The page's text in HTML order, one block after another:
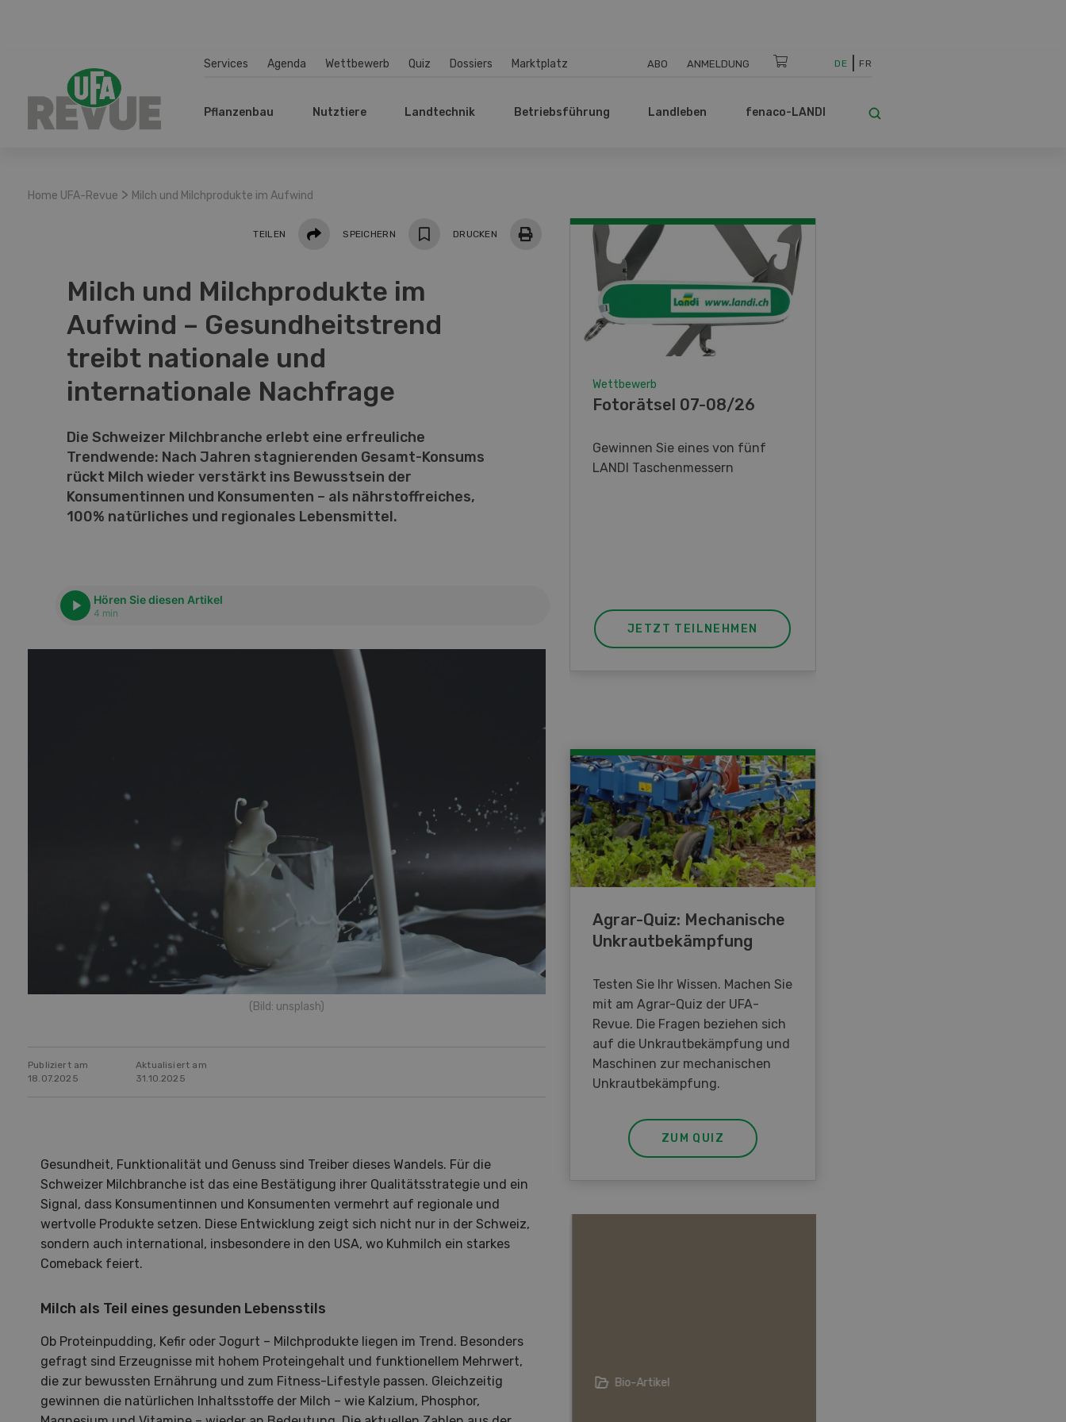
Services Agenda Wettbewerb Quiz Dossiers Marktplatz ABO ANMELDUNG DE FR
Pflanzenbau Nutztiere Landtechnik Betriebsführung Landleben fenaco-LANDI
Home UFA-Revue > Milch und Milchprodukte im Aufwind
TEILEN Teilen SPEICHERN DRUCKEN
Milch und Milchprodukte im
Aufwind – Gesundheitstrend
treibt nationale und
internationale Nachfrage
Die Schweizer Milchbranche erlebt eine erfreuliche
Trendwende: Nach Jahren stagnierenden Gesamt-Konsums
rückt Milch wieder verstärkt ins Bewusstsein der
Konsumentinnen und Konsumenten – als nährstoffreiches,
100% natürliches und regionales Lebensmittel.
Hören Sie diesen Artikel
4 min
(Bild: unsplash)
Publiziert am
18.07.2025
Aktualisiert am
31.10.2025
Gesundheit, Funktionalität und Genuss sind Treiber dieses Wandels. Für die
Schweizer Milchbranche ist das eine Bestätigung ihrer Qualitätsstrategie und ein
Signal, dass Konsumentinnen und Konsumenten vermehrt auf regionale und
wertvolle Produkte setzen. Diese Entwicklung zeigt sich nicht nur in der Schweiz,
sondern auch international, insbesondere in den USA, wo Kuhmilch ein starkes
Comeback feiert.
Milch als Teil eines gesunden Lebensstils
Ob Proteinpudding, Kefir oder Jogurt – Milchprodukte liegen im Trend. Besonders
gefragt sind Erzeugnisse mit hohem Proteingehalt und funktionellem Mehrwert,
die zur bewussten Ernährung und zum Fitness-Lifestyle passen. Gleichzeitig
gewinnen die natürlichen Inhaltsstoffe der Milch – wie Kalzium, Phosphor,
Wettbewerb
Know-how-Wettbewerb
07-08/26
Gewinnen Sie ein
Elektrofahrzeug HDK Express
Work oder einen von drei
Wettbewerb
Fotorätsel 07-08/26
Gewinnen Sie eines von fünf
LANDI Taschenmessern
JETZT TEILNEHMEN
Agrar-Quiz: Mechanische
Unkrautbekämpfung
Testen Sie Ihr Wissen. Machen Sie
mit am Agrar-Quiz der UFA-
Revue. Die Fragen beziehen sich
auf die Unkrautbekämpfung und
Maschinen zur mechanischen
Unkrautbekämpfung.
ZUM QUIZ
Landwirtschaft im Klimawandel
Juristische Personen in der
Landwirtschaft
Bio-Artikel